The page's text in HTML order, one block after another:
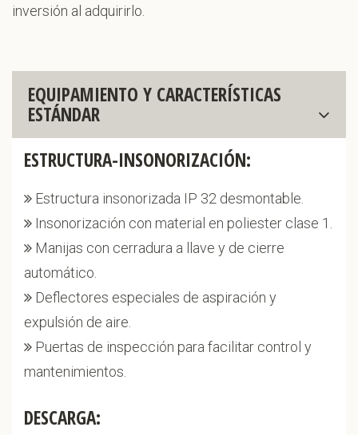
inversión al adquirirlo.
EQUIPAMIENTO Y CARACTERÍSTICAS
ESTÁNDAR
ESTRUCTURA-INSONORIZACIÓN:
Estructura insonorizada IP 32 desmontable.
Insonorización con material en poliester clase 1.
Manijas con cerradura a llave y de cierre
automático.
Deflectores especiales de aspiración y
expulsión de aire.
Puertas de inspección para facilitar control y
mantenimientos.
DESCARGA: